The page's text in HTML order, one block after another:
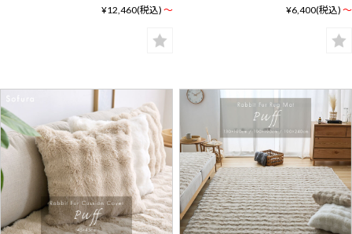
¥12,460(税込) ～ ¥6,400(税込) ～